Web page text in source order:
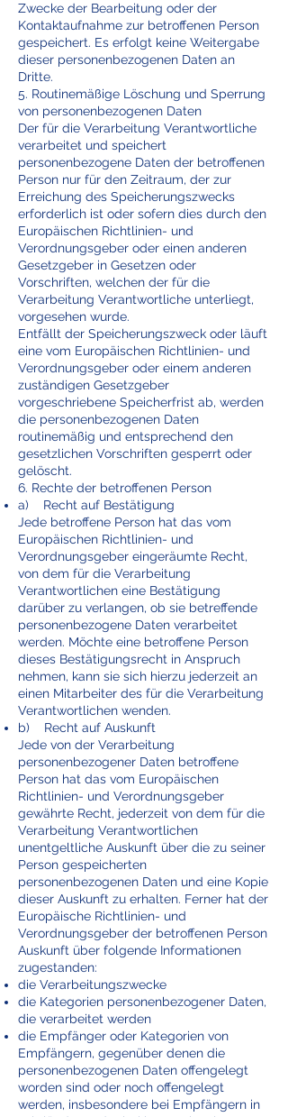
Zwecke der Bearbeitung oder der
Kontaktaufnahme zur betroffenen Person
gespeichert. Es erfolgt keine Weitergabe
dieser personenbezogenen Daten an
Dritte.
5. Routinemäßige Löschung und Sperrung
von personenbezogenen Daten
Der für die Verarbeitung Verantwortliche
verarbeitet und speichert
personenbezogene Daten der betroffenen
Person nur für den Zeitraum, der zur
Erreichung des Speicherungszwecks
erforderlich ist oder sofern dies durch den
Europäischen Richtlinien- und
Verordnungsgeber oder einen anderen
Gesetzgeber in Gesetzen oder
Vorschriften, welchen der für die
Verarbeitung Verantwortliche unterliegt,
vorgesehen wurde.
Entfällt der Speicherungszweck oder läuft
eine vom Europäischen Richtlinien- und
Verordnungsgeber oder einem anderen
zuständigen Gesetzgeber
vorgeschriebene Speicherfrist ab, werden
die personenbezogenen Daten
routinemäßig und entsprechend den
gesetzlichen Vorschriften gesperrt oder
gelöscht.
6. Rechte der betroffenen Person
a) Recht auf Bestätigung
Jede betroffene Person hat das vom
Europäischen Richtlinien- und
Verordnungsgeber eingeräumte Recht,
von dem für die Verarbeitung
Verantwortlichen eine Bestätigung
darüber zu verlangen, ob sie betreffende
personenbezogene Daten verarbeitet
werden. Möchte eine betroffene Person
dieses Bestätigungsrecht in Anspruch
nehmen, kann sie sich hierzu jederzeit an
einen Mitarbeiter des für die Verarbeitung
Verantwortlichen wenden.
b) Recht auf Auskunft
Jede von der Verarbeitung
personenbezogener Daten betroffene
Person hat das vom Europäischen
Richtlinien- und Verordnungsgeber
gewährte Recht, jederzeit von dem für die
Verarbeitung Verantwortlichen
unentgeltliche Auskunft über die zu seiner
Person gespeicherten
personenbezogenen Daten und eine Kopie
dieser Auskunft zu erhalten. Ferner hat der
Europäische Richtlinien- und
Verordnungsgeber der betroffenen Person
Auskunft über folgende Informationen
zugestanden:
die Verarbeitungszwecke
die Kategorien personenbezogener Daten,
die verarbeitet werden
die Empfänger oder Kategorien von
Empfängern, gegenüber denen die
personenbezogenen Daten offengelegt
worden sind oder noch offengelegt
werden, insbesondere bei Empfängern in